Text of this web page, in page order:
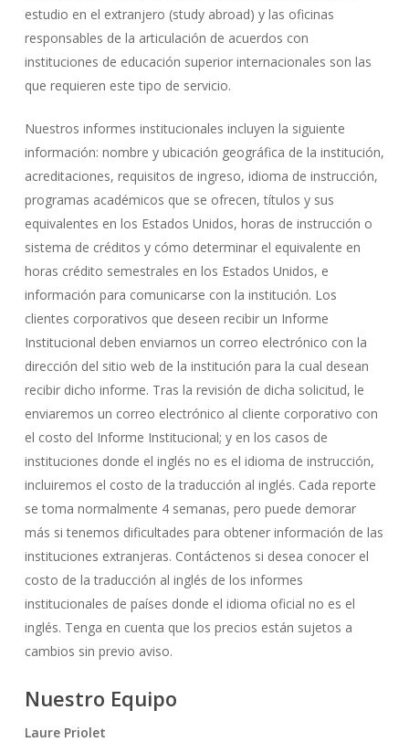
estudio en el extranjero (study abroad) y las oficinas
responsables de la articulación de acuerdos con
instituciones de educación superior internacionales son las
que requieren este tipo de servicio.
Nuestros informes institucionales incluyen la siguiente
información: nombre y ubicación geográfica de la institución,
acreditaciones, requisitos de ingreso, idioma de instrucción,
programas académicos que se ofrecen, títulos y sus
equivalentes en los Estados Unidos, horas de instrucción o
sistema de créditos y cómo determinar el equivalente en
horas crédito semestrales en los Estados Unidos, e
información para comunicarse con la institución. Los
clientes corporativos que deseen recibir un Informe
Institucional deben enviarnos un correo electrónico con la
dirección del sitio web de la institución para la cual desean
recibir dicho informe. Tras la revisión de dicha solicitud, le
enviaremos un correo electrónico al cliente corporativo con
el costo del Informe Institucional; y en los casos de
instituciones donde el inglés no es el idioma de instrucción,
incluiremos el costo de la traducción al inglés. Cada reporte
se toma normalmente 4 semanas, pero puede demorar
más si tenemos dificultades para obtener información de las
instituciones extranjeras. Contáctenos si desea conocer el
costo de la traducción al inglés de los informes
institucionales de países donde el idioma oficial no es el
inglés. Tenga en cuenta que los precios están sujetos a
cambios sin previo aviso.
Nuestro Equipo
Laure Priolet